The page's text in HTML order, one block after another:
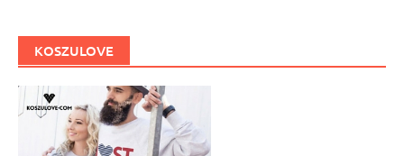
KOSZULOVE